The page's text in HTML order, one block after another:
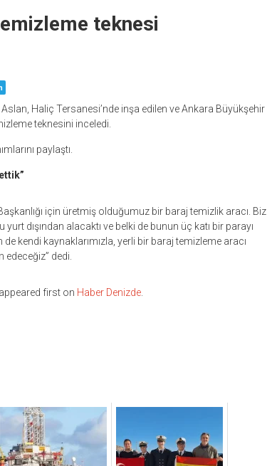
teknesi
Haliç Tersanesi’nde inşa edilen ve Ankara Büyükşehir
teknesini inceledi.
paylaştı.
için üretmiş olduğumuz bir baraj temizlik aracı. Biz
dışından alacaktı ve belki de bunun üç katı bir parayı
kendi kaynaklarımızla, yerli bir baraj temizleme aracı
edeceğiz” dedi.
appeared first on Haber Denizde.